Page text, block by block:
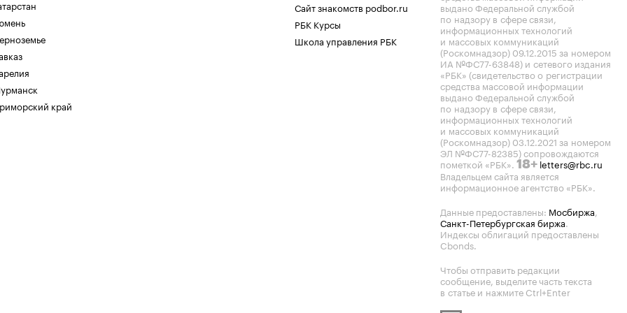
край
Сайт знакомств podbor.ru
РБК Курсы
Школа управления РБК
выдано Федеральной службой
по надзору в сфере связи,
информационных технологий
и массовых коммуникаций
(Роскомнадзор) 09.12.2015 за номером
ИА №ФС77-63848) и сетевого издания
«РБК» (свидетельство о регистрации
средства массовой информации
выдано Федеральной службой
по надзору в сфере связи,
информационных технологий
и массовых коммуникаций
(Роскомнадзор) 03.12.2021 за номером
ЭЛ №ФС77-82385) сопровождаются
пометкой «РБК». 18+ letters@rbc.ru
Владельцем сайта является
информационное агентство «РБК».
Данные предоставлены: Мосбиржа,
Санкт-Петербургская биржа.
Индексы облигаций предоставлены
Cbonds.
Чтобы отправить редакции
сообщение, выделите часть текста
в статье и нажмите Ctrl+Enter